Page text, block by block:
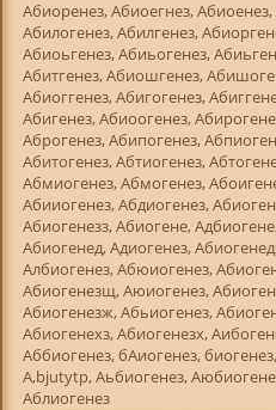
Абиоренез, Абиоегнез,
Абилогенез, Абилгенез,
Абиоьгенез, Абиьогенез,
Абитгенез, Абиошгенез,
Абиоггенез, Абигогенез,
Абигенез, Абиоогенез,
Аброгенез, Абипогенез,
Абитогенез, Абтиогенез,
Абмиогенез, Абмогенез,
Абииогенез, Абдиогенез,
Абиогенезз, Абиогене,
Абиогенед, Адиогенез,
Албиогенез, Абюиогенез,
Абиогенезщ, Аюиогенез,
Абиогенезж, Абьиогенез,
Абиогенехз, Абиогенезх,
Аббиогенез, бАиогенез,
А,bjutytp, Аьбиогенез,
Аблиогенез